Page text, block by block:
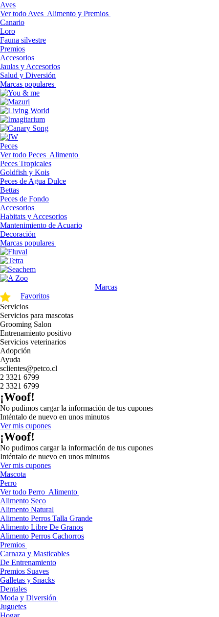
Aves
Ver todo Aves Alimento y Premios
Canario
Loro
Fauna silvestre
Premios
Accesorios
Jaulas y Accesorios
Salud y Diversión
Marcas populares
Peces
Ver todo Peces Alimento
Peces Tropicales
Goldfish y Kois
Peces de Agua Dulce
Bettas
Peces de Fondo
Accesorios
Habitats y Accesorios
Mantenimiento de Acuario
Decoración
Marcas populares
Marcas
Favoritos
Servicios
Servicios para mascotas
Grooming Salon
Entrenamiento positivo
Servicios veterinarios
Adopción
Ayuda
sclientes@petco.cl
2 3321 6799
2 3321 6799
¡Woof!
No pudimos cargar la información de tus cupones
Inténtalo de nuevo en unos minutos
Ver mis cupones
¡Woof!
No pudimos cargar la información de tus cupones
Inténtalo de nuevo en unos minutos
Ver mis cupones
Mascota
Perro
Ver todo Perro Alimento
Alimento Seco
Alimento Natural
Alimento Perros Talla Grande
Alimento Libre De Granos
Alimento Perros Cachorros
Premios
Carnaza y Masticables
De Entrenamiento
Premios Suaves
Galletas y Snacks
Dentales
Moda y Diversión
Juguetes
Hogar